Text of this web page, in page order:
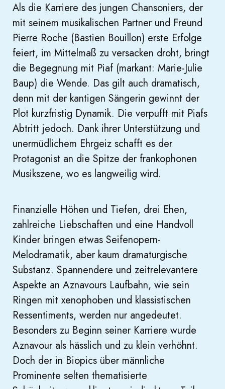
Als die Karriere des jungen Chansoniers, der
mit seinem musikalischen Partner und Freund
Pierre Roche (Bastien Bouillon) erste Erfolge
feiert, im Mittelmaß zu versacken droht, bringt
die Begegnung mit Piaf (markant: Marie-Julie
Baup) die Wende. Das gilt auch dramatisch,
denn mit der kantigen Sängerin gewinnt der
Plot kurzfristig Dynamik. Die verpufft mit Piafs
Abtritt jedoch. Dank ihrer Unterstützung und
unermüdlichem Ehrgeiz schafft es der
Protagonist an die Spitze der frankophonen
Musikszene, wo es langweilig wird.
Finanzielle Höhen und Tiefen, drei Ehen,
zahlreiche Liebschaften und eine Handvoll
Kinder bringen etwas Seifenopern-
Melodramatik, aber kaum dramaturgische
Substanz. Spannendere und zeitrelevantere
Aspekte an Aznavours Laufbahn, wie sein
Ringen mit xenophoben und klassistischen
Ressentiments, werden nur angedeutet.
Besonders zu Beginn seiner Karriere wurde
Aznavour als hässlich und zu klein verhöhnt.
Doch der in Biopics über männliche
Prominente selten thematisierte